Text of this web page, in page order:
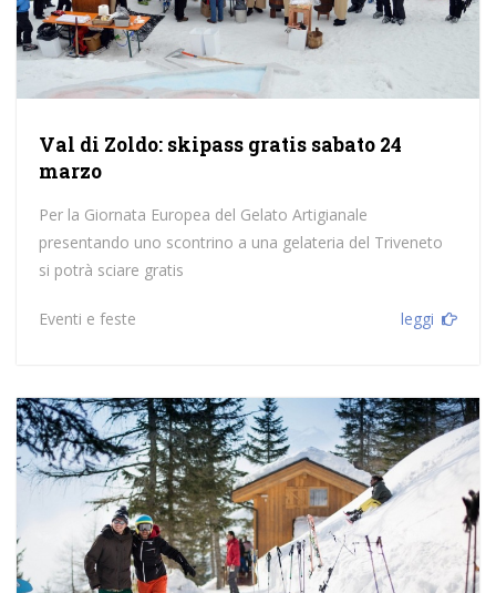
Val di Zoldo: skipass gratis sabato 24
marzo
Per la Giornata Europea del Gelato Artigianale
presentando uno scontrino a una gelateria del Triveneto
si potrà sciare gratis
Eventi e feste leggi